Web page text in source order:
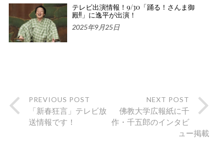
テレビ出演情報！9/30「踊る！さんま御
殿!!」に逸平が出演！
2025年9月25日
PREVIOUS POST
「新春狂言」テレビ放
送情報です！
NEXT POST
佛教大学広報紙に千
作・千五郎のインタビ
ュー掲載